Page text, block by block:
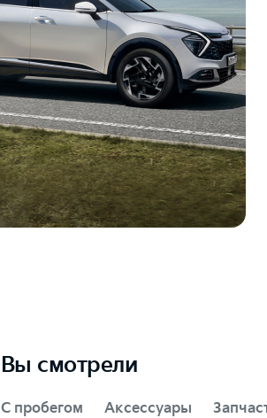
Вы смотрели
С пробегом Аксессуары